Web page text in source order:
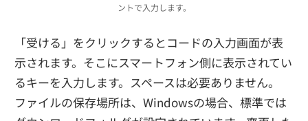
ントで入力します。
「受ける」をクリックするとコードの入力画面が表
示されます。そこにスマートフォン側に表示されてい
るキーを入力します。スペースは必要ありません。
ファイルの保存場所は、Windowsの場合、標準では